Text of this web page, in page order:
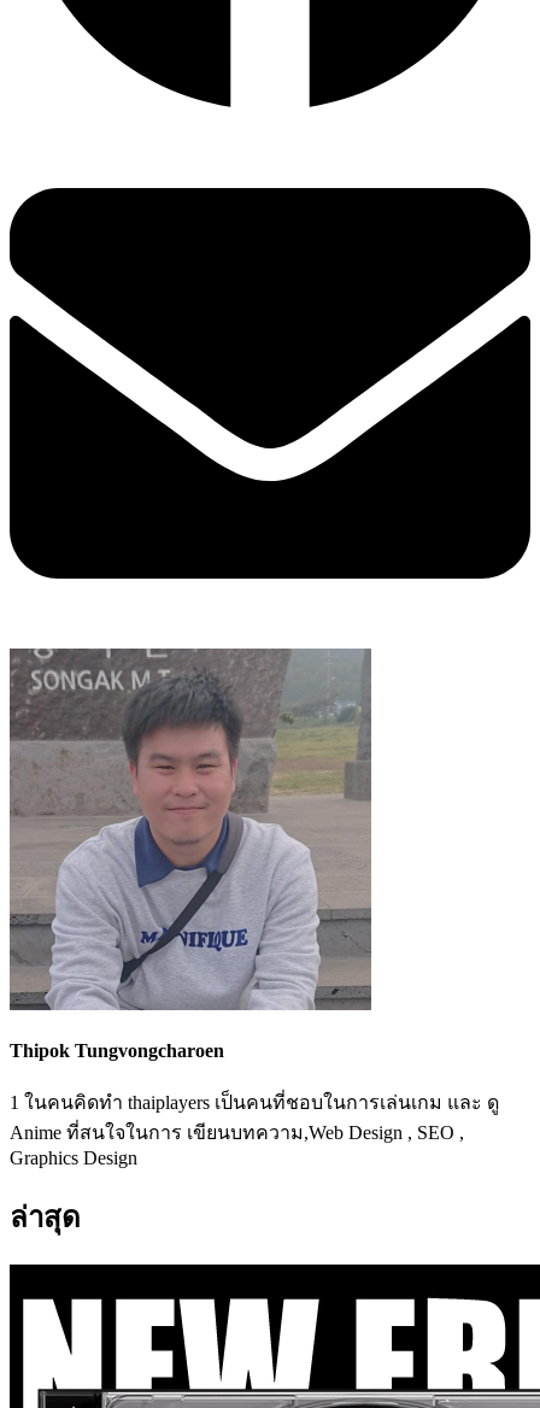
Thipok Tungvongcharoen
1 ในคนคิดทำ thaiplayers เป็นคนที่ชอบในการเล่นเกม และ ดู
Anime ที่สนใจในการ เขียนบทความ,Web Design , SEO ,
Graphics Design
ล่าสุด